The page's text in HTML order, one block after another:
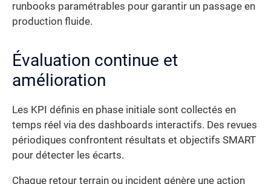
runbooks paramétrables pour garantir un passage en
production fluide.
Évaluation continue et
amélioration
Les KPI définis en phase initiale sont collectés en
temps réel via des dashboards interactifs. Des revues
périodiques confrontent résultats et objectifs SMART
pour détecter les écarts.
Chaque retour terrain ou incident génère une action